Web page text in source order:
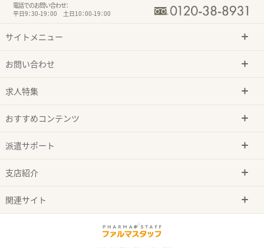
電話でのお問い合わせ：
平日9：30-19：00 土日10：00-19：00
サイトメニュー
お問い合わせ
求人特集
おすすめコンテンツ
派遣サポート
支店紹介
関連サイト